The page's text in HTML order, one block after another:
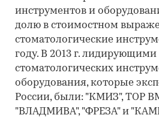
инструментов и
долю в стоимостном
стоматологические
году. В 2013 г.
стоматологических
оборудования, которые
России, были: "КМИЗ", ТОР
"ВЛАДМИВА", "ФРЕЗА" и